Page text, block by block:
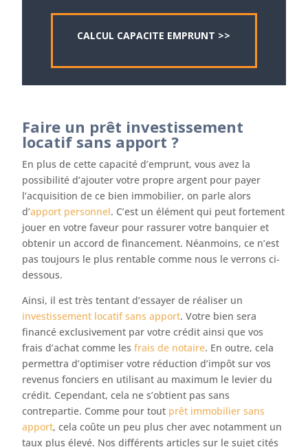
CALCUL CAPACITE EMPRUNT >>
Faire un prêt investissement
locatif sans apport ?
En plus de cette capacité d’emprunt, vous avez la
possibilité d’ajouter votre propre argent pour payer
l’acquisition de ce bien immobilier, on parle alors
d’apport personnel. C’est un élément qui peut fortement
jouer en votre faveur pour rassurer votre banquier et
obtenir un accord de financement. Néanmoins, ce n’est
pas toujours le plus rentable comme nous le verrons ci-
dessous.
Ainsi, il est très tentant d’essayer de réaliser un
investissement locatif sans apport. Votre bien sera
financé exclusivement par votre crédit ainsi que vos
frais d’achat comme lesfrais de notaire. En outre, cela
permettra d’optimiser votre réduction d’impôt sur vos
revenus fonciers en utilisant au maximum le levier du
crédit. Cependant, cela ne s’obtient pas sans
contrepartie. Comme pour tout prêt immobilier sans
apport, cela coûte un peu plus cher avec notamment un
taux plus élevé. Nos différents articles sur le sujet cités